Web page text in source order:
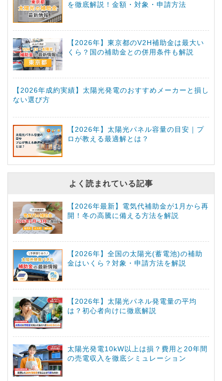
を徹底解説！金額・対象・申請方法
【2026年】東京都のV2H補助金は最大い
くら？国の補助金との併用条件も解説
【2026年成約実績】太陽光発電のおすすめメーカーと損し
ない選び方
【2026年】太陽光パネル容量の目安｜プ
ロが教える最適解とは？
よく読まれている記事
【2026年最新】電気代補助金が1月から再
開！冬の高騰に備える方法を解説
【2026年】全国の太陽光(蓄電池)の補助
金はいくら？対象・申請方法を解説
【2026年】太陽光パネル発電量の平均
は？初心者向けに徹底解説
太陽光発電10kW以上は損？費用と20年間
の売電収入を徹底シミュレーション